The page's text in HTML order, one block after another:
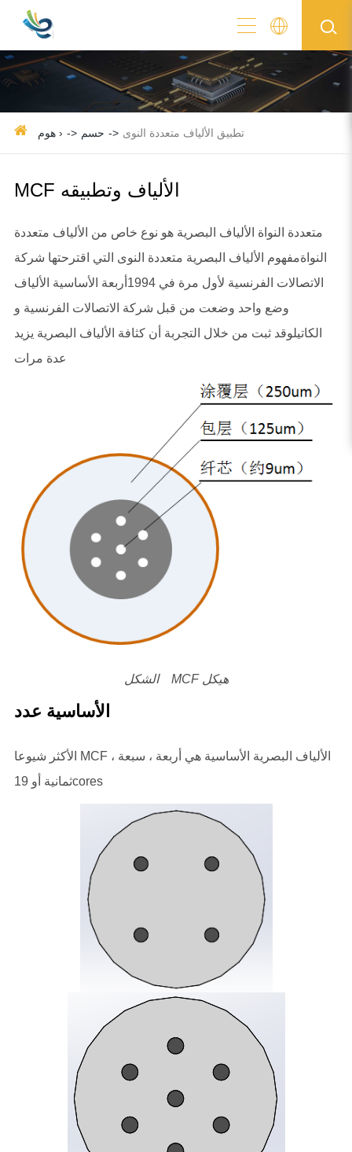
هوم › حسم تطبيق الألياف متعددة النوى
MCF الألياف وتطبيقه
متعددة النواة الألياف البصرية هو نوع خاص من الألياف متعددة
النواةمفهوم الألياف البصرية متعددة النوى التي اقترحتها شركة
الاتصالات الفرنسية لأول مرة في 1994أربعة الأساسية الألياف
وضع واحد وضعت من قبل شركة الاتصالات الفرنسية و
الكاتيلوقد ثبت من خلال التجربة أن كثافة الألياف البصرية يزيد
عدة مرات
الشكل MCF هيكل
الأساسية عدد
الأكثر شيوعا MCF الألياف البصرية الأساسية هي أربعة ، سبعة ،
ثمانية أو 19cores